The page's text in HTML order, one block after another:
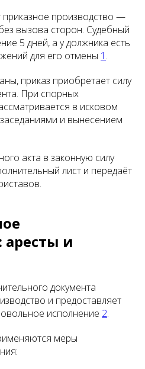
приказное производство —
вызова сторон. Судебный
5 дней, а у должника есть
для его отмены 1 .
приказ приобретает силу
При спорных
в исковом
и вынесением
акта в законную силу
лист и передаёт
аресты и
документа
и предоставляет
исполнение 2.
меры